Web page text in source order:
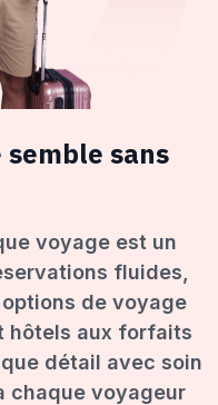
semble sans
voyage est un
fluides,
de voyage
hôtels aux forfaits
détail avec soin
chaque voyageur